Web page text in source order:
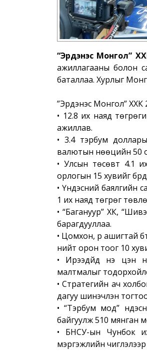
“Эрдэнэс Монгол”
ажиллагааны болон
баталлаа. Хурлыг
”Эрдэнэс Монгол” ХХК
• 12.8 их наяд
ажиллав.
• 3.4 тэрбум
валютын нөөцийн 50
• Улсын төсөвт 4.1
орлогын 15 хувийг
• Үндэсний баялгийн
1 их наяд төгрөг
• “Багануур” ХК,
барагдууллаа.
• Цомхон, үр ашигтай
нийт орон тоог 10
• Ирээдүйд үнэ цэн
малтмалыг
• Стратегийн ач
дагуу шинэчлэн
• “Тэрбум мод”
байгуулж 510 мянган
• БНСУ-ын Чунбок
мэргэжлийн